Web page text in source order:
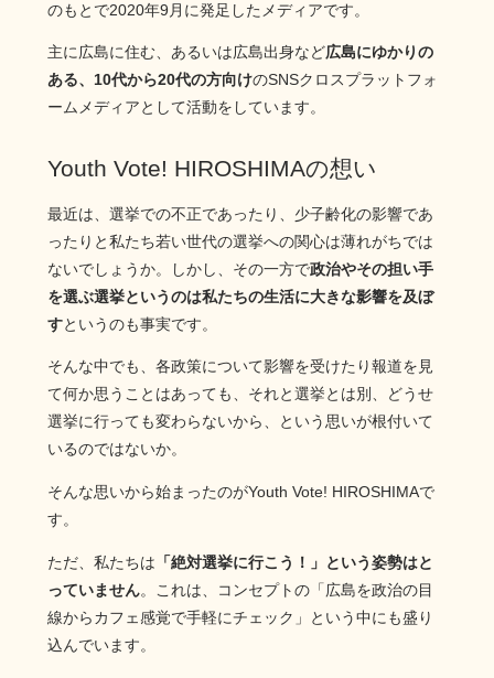
のもとで2020年9月に発足したメディアです。
主に広島に住む、あるいは広島出身など広島にゆかりの
ある、10代から20代の方向けのSNSクロスプラットフォ
ームメディアとして活動をしています。
Youth Vote! HIROSHIMAの想い
最近は、選挙での不正であったり、少子齢化の影響であ
ったりと私たち若い世代の選挙への関心は薄れがちでは
ないでしょうか。しかし、その一方で政治やその担い手
を選ぶ選挙というのは私たちの生活に大きな影響を及ぼ
すというのも事実です。
そんな中でも、各政策について影響を受けたり報道を見
て何か思うことはあっても、それと選挙とは別、どうせ
選挙に行っても変わらないから、という思いが根付いて
いるのではないか。
そんな思いから始まったのがYouth Vote! HIROSHIMAで
す。
ただ、私たちは 「絶対選挙に行こう！」という姿勢はと
っていません。これは、コンセプトの「広島を政治の目
線からカフェ感覚で手軽にチェック」という中にも盛り
込んでいます。